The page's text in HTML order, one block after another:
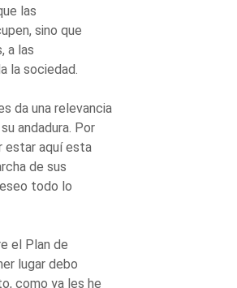
las
sino que
a las
la sociedad.
da una relevancia
andadura. Por
estar aquí esta
de sus
todo lo
el Plan de
lugar debo
como ya les he